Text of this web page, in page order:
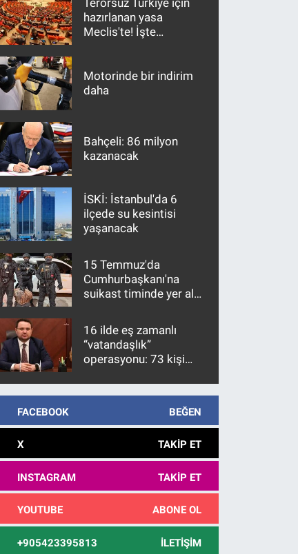
Terörsüz Türkiye için
hazırlanan yasa
Meclis'te! İşte
Motorinde bir indirim
daha
Bahçeli: 86 milyon
kazanacak
İSKİ: İstanbul'da 6
ilçede su kesintisi
yaşanacak
15 Temmuz'da
Cumhurbaşkanı'na
suikast timinde yer alan
10 yıl sonra yakalandı
16 ilde eş zamanlı
“vatandaşlık”
operasyonu: 73 kişi
FACEBOOK BEĞEN
X TAKIP ET
INSTAGRAM TAKIP ET
YOUTUBE ABONE OL
+905423395813 İLETIŞIM